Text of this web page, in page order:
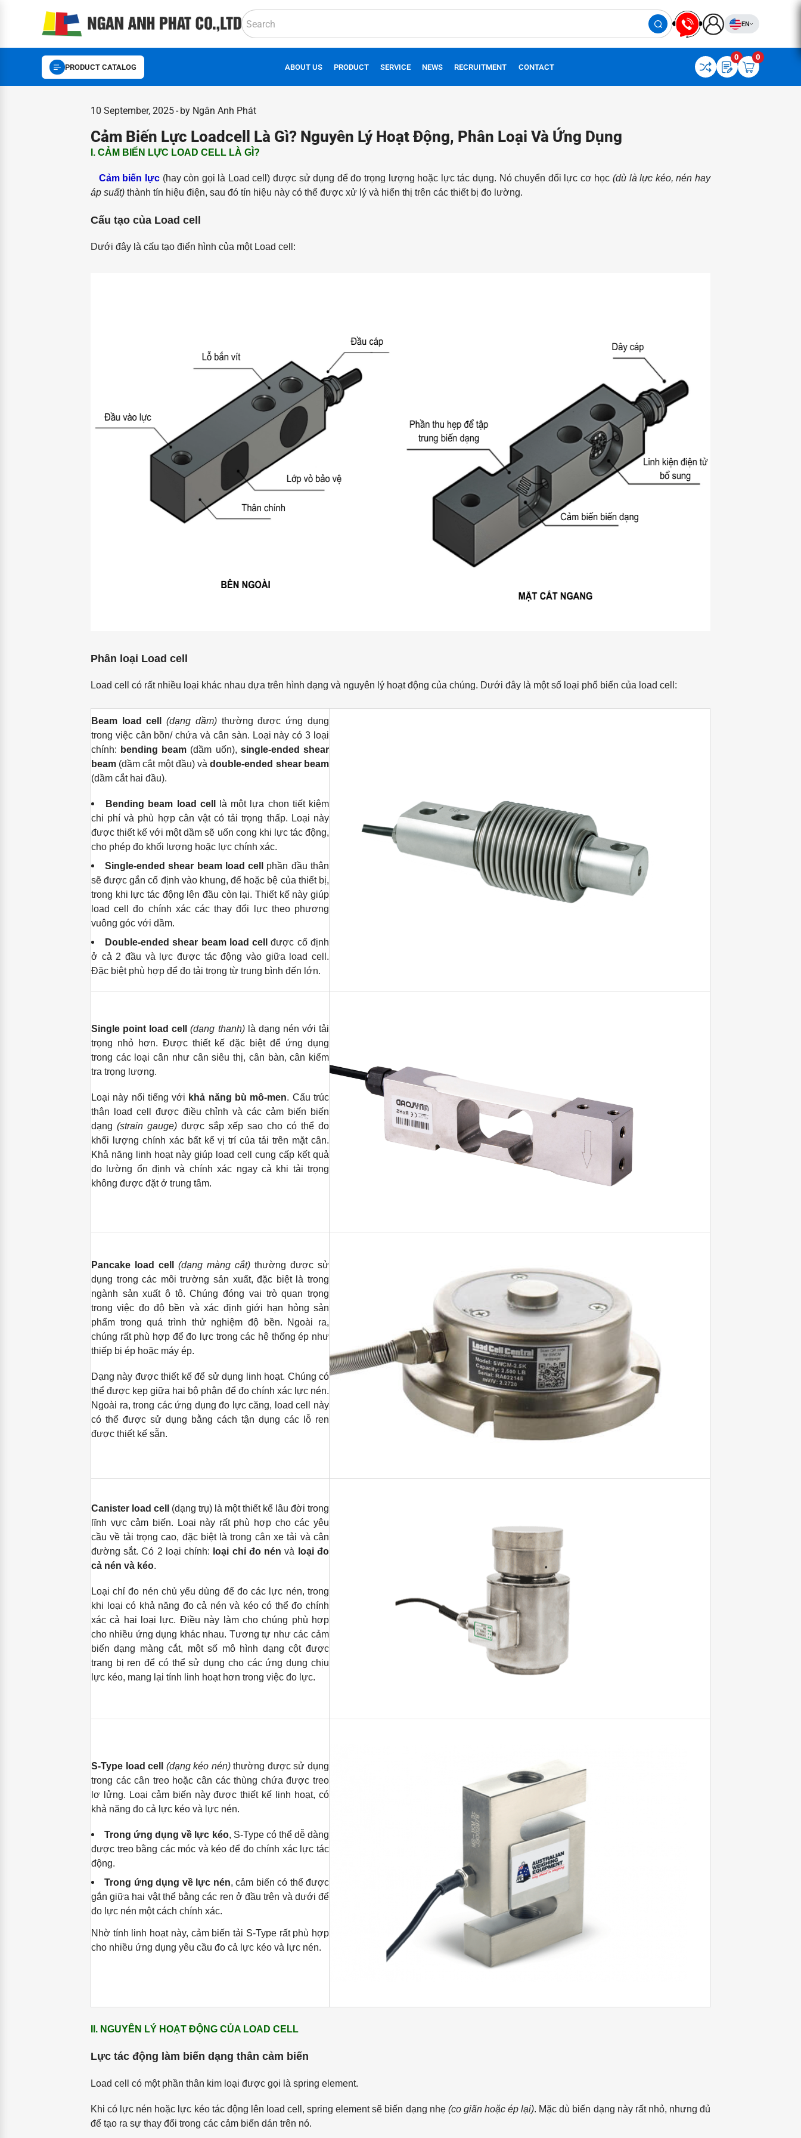
EN
PRODUCT CATALOG ABOUT US PRODUCT SERVICE NEWS RECRUITMENT CONTACT
0 0
10 September, 2025 by Ngân Anh Phát
Cảm Biến Lực Loadcell Là Gì? Nguyên Lý Hoạt Động, Phân Loại Và Ứng Dụng
I. CẢM BIẾN LỰC LOAD CELL LÀ GÌ?
Cảm biến lực(hay còn gọi là Load cell) được sử dụng để đo trọng lượng hoặc lực tác dụng. Nó chuyển đổi lực cơ học(dù là lực kéo, nén hay
áp suất)thành tín hiệu điện, sau đó tín hiệu này có thể được xử lý và hiển thị trên các thiết bị đo lường.
Cấu tạo của Load cell
Dưới đây là cấu tạo điển hình của một Load cell:
Phân loại Load cell
Load cell có rất nhiều loại khác nhau dựa trên hình dạng và nguyên lý hoạt động của chúng. Dưới đây là một số loại phổ biến của load cell:
Beam load cell (dạng dầm)thường được ứng dụng
trong việc cân bồn/ chứa và cân sàn. Loại này có 3 loại
chính: bending beam (dầm uốn), single-ended shear
beam(dầm cắt một đầu) vàdouble-ended shear beam
(dầm cắt hai đầu).
Bending beam load cell
là một lựa chọn tiết kiệm
chi phí và phù hợp cân vật có tải trọng thấp. Loại này
được thiết kế với một dầm sẽ uốn cong khi lực tác động,
cho phép đo khối lượng hoặc lực chính xác.
Single-ended shear beam load cell phần đầu thân
sẽ được gắn cố định vào khung, đế hoặc bệ của thiết bị,
trong khi lực tác động lên đầu còn lại. Thiết kế này giúp
load cell đo chính xác các thay đổi lực theo phương
vuông góc với dầm.
Double-ended shear beam load cellđược cố định
ở cả 2 đầu và lực được tác động vào giữa load cell.
Đặc biệt phù hợp để đo tải trọng từ trung bình đến lớn.
Single point load cell (dạng thanh)là dạng nén với tải
trọng nhỏ hơn. Được thiết kế đặc biệt để ứng dụng
trong các loại cân như cân siêu thị, cân bàn, cân kiểm
tra trọng lượng.
Loại này nổi tiếng với khả năng bù mô-men. Cấu trúc
thân load cell được điều chỉnh và các cảm biến biến
dạng (strain gauge)được sắp xếp sao cho có thể đo
khối lượng chính xác bất kể vị trí của tải trên mặt cân.
Khả năng linh hoạt này giúp load cell cung cấp kết quả
đo lường ổn định và chính xác ngay cả khi tải trọng
không được đặt ở trung tâm.
Pancake load cell (dạng màng cắt)thường được sử
dụng trong các môi trường sản xuất, đặc biệt là trong
ngành sản xuất ô tô. Chúng đóng vai trò quan trọng
trong việc đo độ bền và xác định giới hạn hỏng sản
phẩm trong quá trình thử nghiệm độ bền. Ngoài ra,
chúng rất phù hợp để đo lực trong các hệ thống ép như
thiếp bị ép hoặc máy ép.
Dạng này được thiết kế để sử dụng linh hoạt. Chúng có
thể được kẹp giữa hai bộ phận để đo chính xác lực nén.
Ngoài ra, trong các ứng dụng đo lực căng, load cell này
có thể được sử dụng bằng cách tận dụng các lỗ ren
được thiết kế sẵn.
Canister load cell (dạng trụ) là một thiết kế lâu đời trong
lĩnh vực cảm biến. Loại này rất phù hợp cho các yêu
cầu về tải trọng cao, đặc biệt là trong cân xe tải và cân
đường sắt. Có 2 loại chính: loại chỉ đo nén và
loại đo
cả nén và kéo.
Loại chỉ đo nén chủ yếu dùng để đo các lực nén, trong
khi loại có khả năng đo cả nén và kéo có thể đo chính
xác cả hai loại lực. Điều này làm cho chúng phù hợp
cho nhiều ứng dụng khác nhau. Tương tự như các cảm
biến dạng màng cắt, một số mô hình dạng cột được
trang bị ren để có thể sử dụng cho các ứng dụng chịu
lực kéo, mang lại tính linh hoạt hơn trong việc đo lực.
S-Type load cell (dạng kéo nén)thường được sử dụng
trong các cân treo hoặc cân các thùng chứa được treo
lơ lửng. Loại cảm biến này được thiết kế linh hoạt, có
khả năng đo cả lực kéo và lực nén.
Trong ứng dụng về lực kéo, S-Type có thể dễ dàng
được treo bằng các móc và kéo để đo chính xác lực tác
động.
Trong ứng dụng về lực nén, cảm biến có thể được
gắn giữa hai vật thể bằng các ren ở đầu trên và dưới để
đo lực nén một cách chính xác.
Nhờ tính linh hoạt này, cảm biến tải S-Type rất phù hợp
cho nhiều ứng dụng yêu cầu đo cả lực kéo và lực nén.
II. NGUYÊN LÝ HOẠT ĐỘNG CỦA LOAD CELL
Lực tác động làm biến dạng thân cảm biến
Load cell có một phần thân kim loại được gọi là spring element.
Khi có lực nén hoặc lực kéo tác động lên load cell, spring element sẽ biến dạng nhẹ (co giãn hoặc ép lại). Mặc dù biến dạng này rất nhỏ, nhưng đủ
để tạo ra sự thay đổi trong các cảm biến dán trên nó.